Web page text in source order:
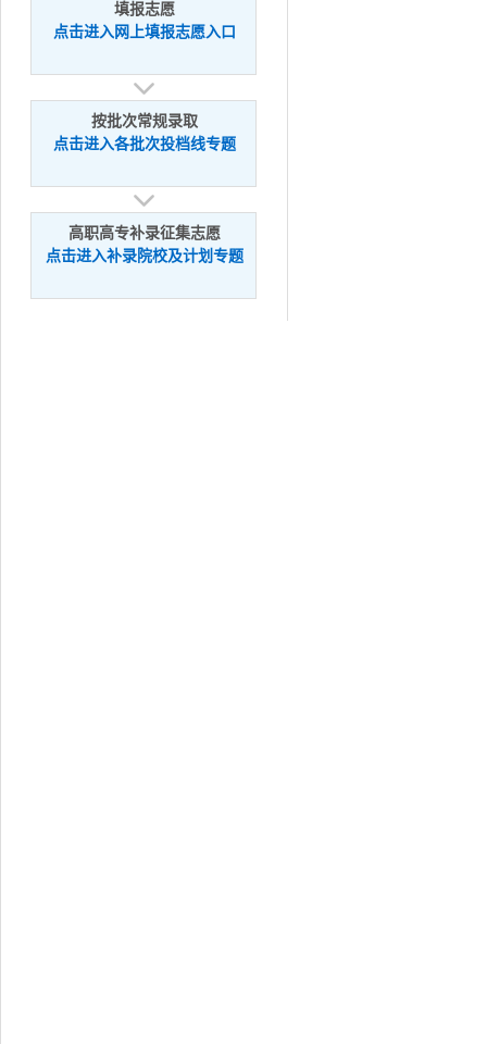
填报志愿
点击进入网上填报志愿入口
按批次常规录取
点击进入各批次投档线专题
高职高专补录征集志愿
点击进入补录院校及计划专题